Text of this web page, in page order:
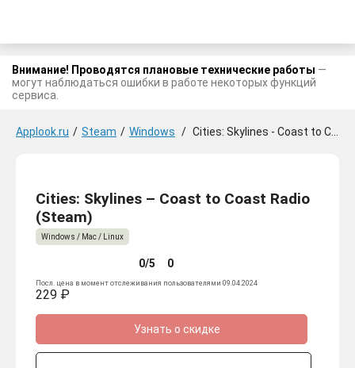
Внимание! Проводятся плановые технические работы —
могут наблюдаться ошибки в работе некоторых функций
сервиса.
Applook.ru / Steam / Windows / Cities: Skylines - Coast to Coast Radio
Cities: Skylines – Coast to Coast Radio
(Steam)
Windows / Mac / Linux
0/5 0
Посл. цена в момент отслеживания пользователями 09.04.2024
229 ₽
Узнать о скидке